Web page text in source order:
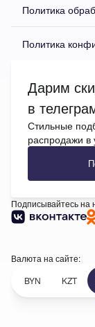
Политика
Политика
Дарим
в
Стильные
распродажи
Подписывайтесь на
Валюта на сайте:
BYN
KZT